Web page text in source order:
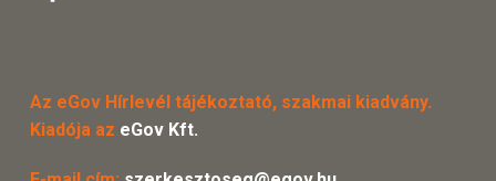
Az eGov Hírlevél tájékoztató, szakmai kiadvány.
Kiadója az eGov Kft.